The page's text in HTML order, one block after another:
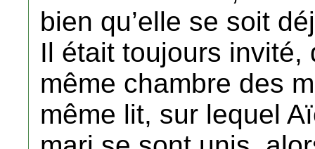
bien qu’elle se soit
Il était toujours invité,
même chambre des
même lit, sur lequel